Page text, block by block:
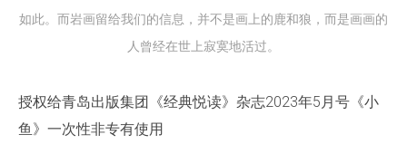
如此。而岩画留给我们的信息，并不是画上的鹿和狼，而是画画的
人曾经在世上寂寞地活过。
授权给青岛出版集团《经典悦读》杂志2023年5月号《小
鱼》一次性非专有使用